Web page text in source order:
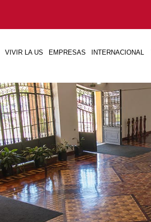
VIVIR LA US EMPRESAS INTERNACIONAL